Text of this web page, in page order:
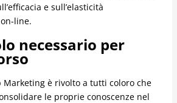
e sull’elasticità
line.
necessario per
Marketing è rivolto a tutti coloro che
le proprie conoscenze nel